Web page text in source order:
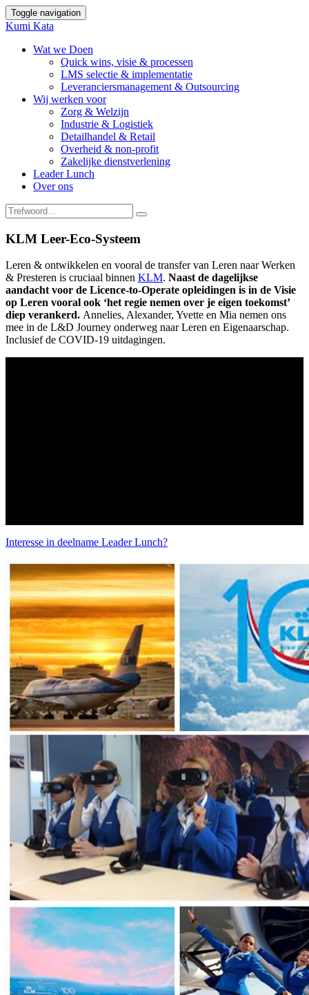
Toggle navigation
Kumi Kata
Wat we Doen
Quick wins, visie & processen
LMS selectie & implementatie
Leveranciersmanagement & Outsourcing
Wij werken voor
Zorg & Welzijn
Industrie & Logistiek
Detailhandel & Retail
Overheid & non-profit
Zakelijke dienstverlening
Leader Lunch
Over ons
KLM Leer-Eco-Systeem
Leren & ontwikkelen en vooral de transfer van Leren naar Werken
& Presteren is cruciaal binnen KLM. Naast de dagelijkse
aandacht voor de Licence-to-Operate opleidingen is in de Visie
op Leren vooral ook ‘het regie nemen over je eigen toekomst’
diep verankerd. Annelies, Alexander, Yvette en Mia nemen ons
mee in de L&D Journey onderweg naar Leren en Eigenaarschap.
Inclusief de COVID-19 uitdagingen.
Interesse in deelname Leader Lunch?